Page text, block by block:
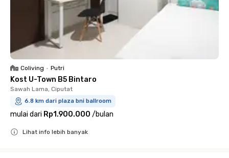
Coliving • Putri
Kost U-Town B5 Bintaro
Sawah Lama, Ciputat
6.8 km dari plaza bni ballroom
mulai dari Rp1.900.000 /bulan
Lihat info lebih banyak